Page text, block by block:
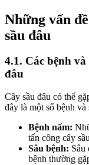
Những vấn
sầu đâu
4.1. Các bệnh
đâu
Cây sầu đâu có thể
đây là một số bệnh và
Bệnh nấm:
tấn công cây
Sâu bệnh: Sâu
bệnh thường